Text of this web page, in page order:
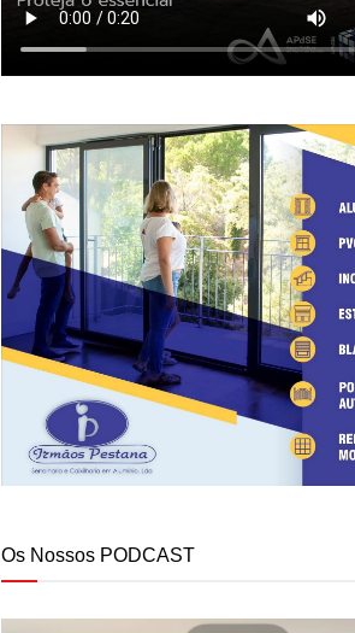
Os Nossos PODCAST